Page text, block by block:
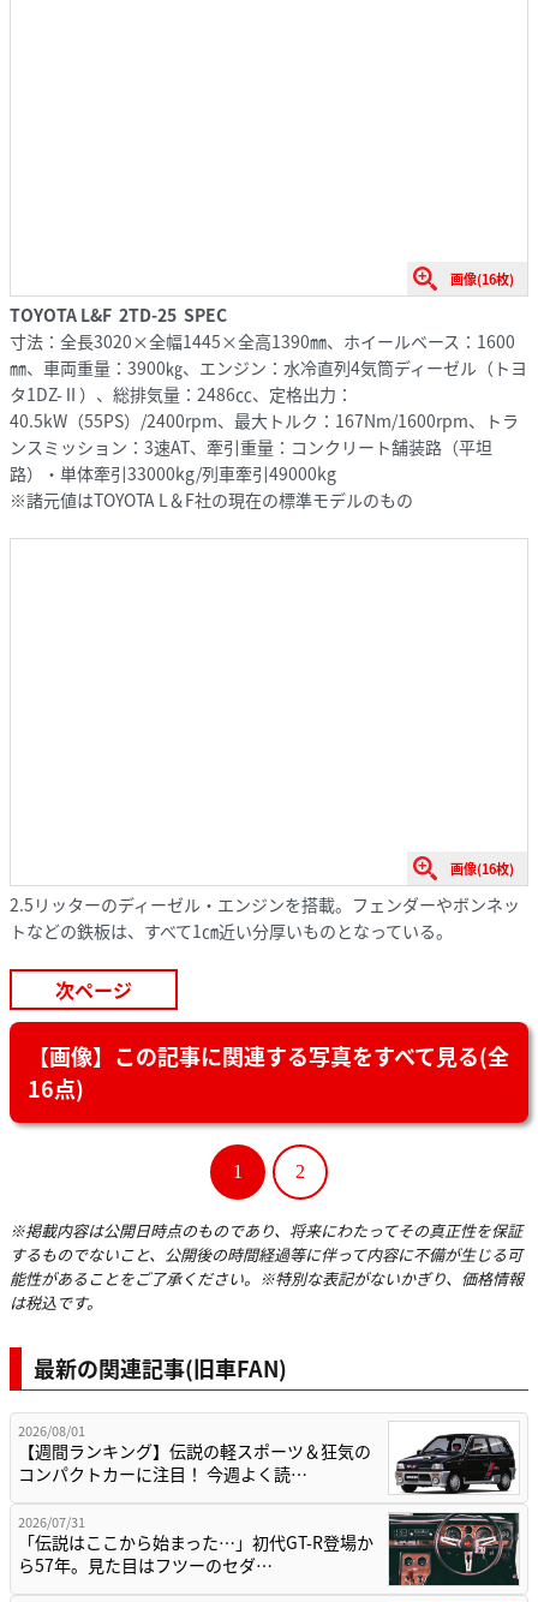
画像(16枚)
TOYOTA L&F 2TD-25 SPEC
寸法：全長3020×全幅1445×全高1390㎜、ホイールベース：1600
㎜、車両重量：3900㎏、エンジン：水冷直列4気筒ディーゼル（トヨ
タ1DZ-Ⅱ）、総排気量：2486㏄、定格出力：
40.5kW（55PS）/2400rpm、最大トルク：167Nm/1600rpm、トラ
ンスミッション：3速AT、牽引重量：コンクリート舗装路（平坦
路）・単体牽引33000kg/列車牽引49000kg
※諸元値はTOYOTA L＆F社の現在の標準モデルのもの
画像(16枚)
2.5リッターのディーゼル・エンジンを搭載。フェンダーやボンネッ
トなどの鉄板は、すべて1㎝近い分厚いものとなっている。
次ページ
【画像】この記事に関連する写真をすべて見る(全
16点)
1 2
※掲載内容は公開日時点のものであり、将来にわたってその真正性を保証
するものでないこと、公開後の時間経過等に伴って内容に不備が生じる可
能性があることをご了承ください。※特別な表記がないかぎり、価格情報
は税込です。
最新の関連記事(旧車FAN)
2026/08/01
【週間ランキング】伝説の軽スポーツ＆狂気の
コンパクトカーに注目！ 今週よく読…
2026/07/31
「伝説はここから始まった…」初代GT-R登場か
ら57年。見た目はフツーのセダ…